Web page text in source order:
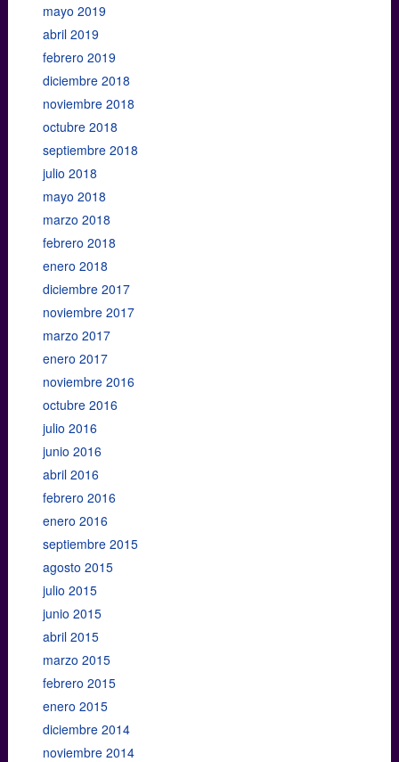
mayo 2019
abril 2019
febrero 2019
diciembre 2018
noviembre 2018
octubre 2018
septiembre 2018
julio 2018
mayo 2018
marzo 2018
febrero 2018
enero 2018
diciembre 2017
noviembre 2017
marzo 2017
enero 2017
noviembre 2016
octubre 2016
julio 2016
junio 2016
abril 2016
febrero 2016
enero 2016
septiembre 2015
agosto 2015
julio 2015
junio 2015
abril 2015
marzo 2015
febrero 2015
enero 2015
diciembre 2014
noviembre 2014